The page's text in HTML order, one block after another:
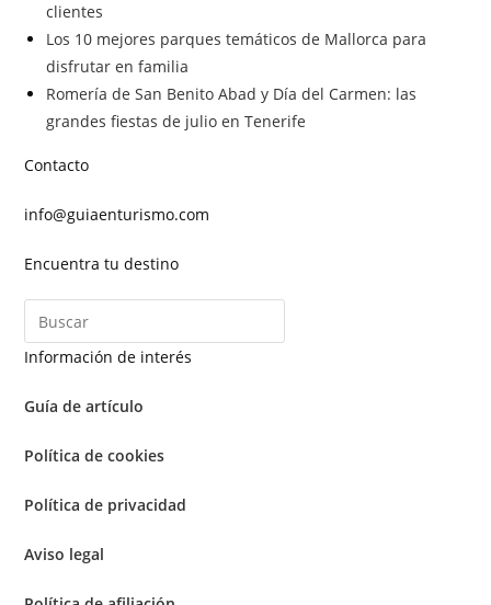
clientes
Los 10 mejores parques temáticos de Mallorca para
disfrutar en familia
Romería de San Benito Abad y Día del Carmen: las
grandes fiestas de julio en Tenerife
Contacto
info@guiaenturismo.com
Encuentra tu destino
Información de interés
Guía de artículo
Política de cookies
Política de privacidad
Aviso legal